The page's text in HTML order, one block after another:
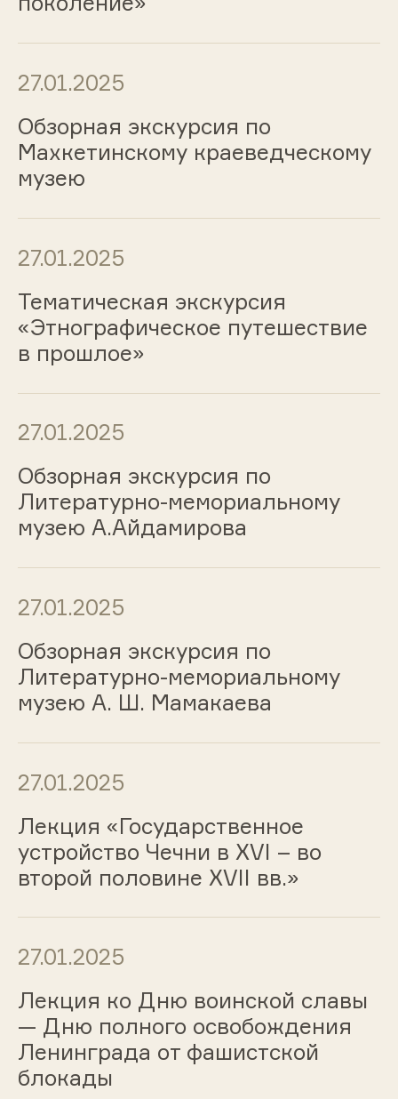
27.01.2025
Обзорная экскурсия по
Махкетинскому краеведческому
музею
27.01.2025
Тематическая экскурсия
«Этнографическое путешествие
в прошлое»
27.01.2025
Обзорная экскурсия по
Литературно-мемориальному
музею А.Айдамирова
27.01.2025
Обзорная экскурсия по
Литературно-мемориальному
музею А. Ш. Мамакаева
27.01.2025
Лекция «Государственное
устройство Чечни в XVI – во
второй половине XVII вв.»
27.01.2025
Лекция ко Дню воинской славы
— Дню полного освобождения
Ленинграда от фашистской
блокады